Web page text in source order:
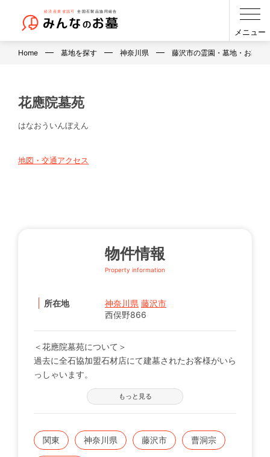
メニュー
Home 墓地を探す 神奈川県 藤沢市の霊園・墓地・お墓
花應院墓苑
はなおういんぼえん
地図・交通アクセス
物件情報
Property information
所在地 神奈川県 藤沢市
西俣野866
＜花應院墓苑について＞
過去に全石協加盟石材店にて建墓されたお客様がいら
っしゃいます。
※現在の区画状況につきましては、電話番号【0120-
12-1440】までお問い合わせください。
もっと見る
関東 神奈川県 藤沢市 曹洞宗